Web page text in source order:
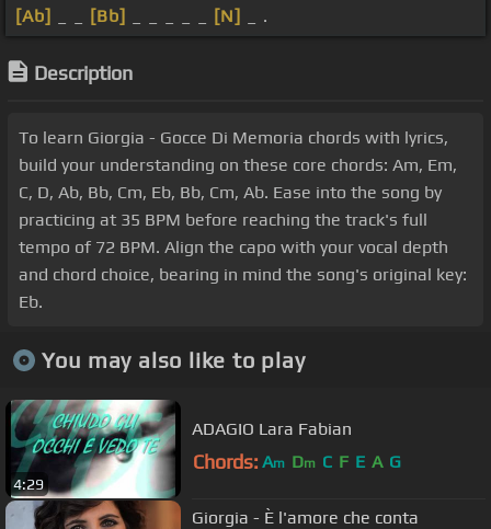
[Ab]
[Bb] [N] _ .
Description
To learn Giorgia - Gocce Di Memoria chords with lyrics,
build your understanding on these core chords: Am, Em,
C, D, Ab, Bb, Cm, Eb, Bb, Cm, Ab. Ease into the song by
practicing at 35 BPM before reaching the track's full
tempo of 72 BPM. Align the capo with your vocal depth
and chord choice, bearing in mind the song's original key:
Eb.
You may also like to play
4:29
ADAGIO Lara Fabian
Chords: Am Dm C F E A G
Giorgia - È l'amore che conta